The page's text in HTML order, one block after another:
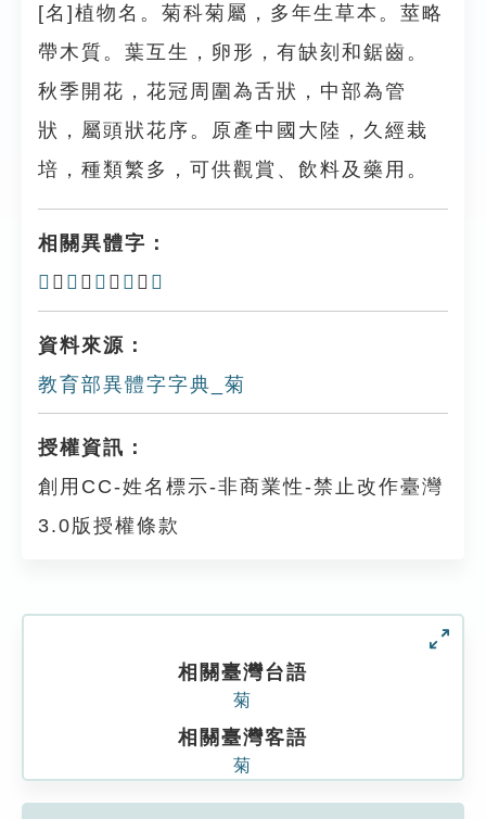
[名]植物名。菊科菊屬，多年生草本。莖略
帶木質。葉互生，卵形，有缺刻和鋸齒。
秋季開花，花冠周圍為舌狀，中部為管
狀，屬頭狀花序。原產中國大陸，久經栽
培，種類繁多，可供觀賞、飲料及藥用。
相關異體字：
𦵳 、 䕮 、 𧂲 、 𦶗 、 𧃓
資料來源：
教育部異體字字典_菊
授權資訊：
創用CC-姓名標示-非商業性-禁止改作臺灣
3.0版授權條款
相關臺灣台語
菊
相關臺灣客語
菊